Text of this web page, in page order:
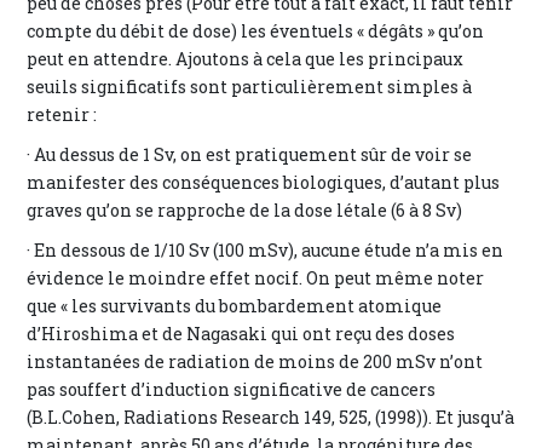
compte du débit de dose) les éventuels « dégâts » qu’on
peut en attendre. Ajoutons à cela que les principaux
seuils significatifs sont particulièrement simples à
retenir :
· Au dessus de 1 Sv, on est pratiquement sûr de voir se
manifester des conséquences biologiques, d’autant plus
graves qu’on se rapproche de la dose létale (6 à 8 Sv)
· En dessous de 1/10 Sv (100 mSv), aucune étude n’a mis en
évidence le moindre effet nocif. On peut même noter
que « les survivants du bombardement atomique
d’Hiroshima et de Nagasaki qui ont reçu des doses
instantanées de radiation de moins de 200 mSv n’ont
pas souffert d’induction significative de cancers
(B.L.Cohen, Radiations Research 149, 525, (1998)). Et jusqu’à